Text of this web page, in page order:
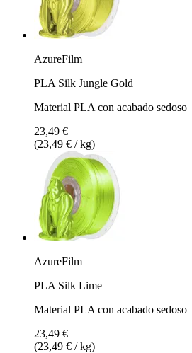
AzureFilm
PLA Silk Jungle Gold
Material PLA con acabado sedoso
23,49 €
(23,49 € / kg)
AzureFilm
PLA Silk Lime
Material PLA con acabado sedoso
23,49 €
(23,49 € / kg)